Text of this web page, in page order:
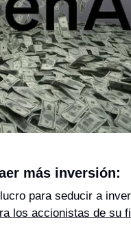
más inversión:
los accionistas de su